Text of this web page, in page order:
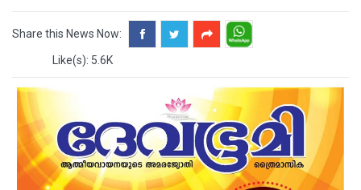
Share this News Now:
Like(s): 5.6K